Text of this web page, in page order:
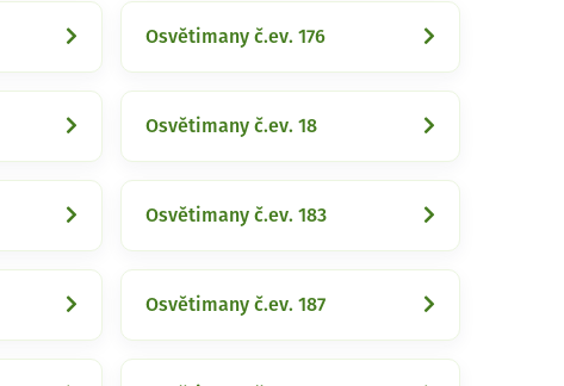
Osvětimany č.ev. 176
Osvětimany č.ev. 18
Osvětimany č.ev. 183
Osvětimany č.ev. 187